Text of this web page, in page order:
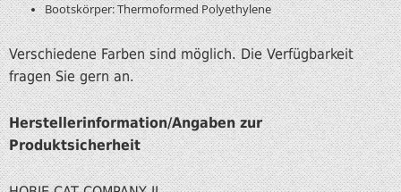
Bootskörper: Thermoformed Polyethylene
Verschiedene Farben sind möglich. Die Verfügbarkeit
fragen Sie gern an.
Herstellerinformation/Angaben zur
Produktsicherheit